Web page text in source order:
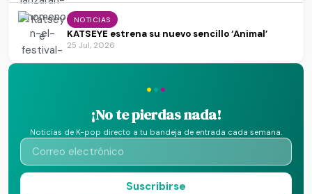
NOTICIAS
KATSEYE estrena su nuevo sencillo ‘Animal’
25 Jul, 2026
···
¡No te pierdas nada!
Noticias de K-pop directo a tu bandeja de entrada cada semana.
Suscribirse